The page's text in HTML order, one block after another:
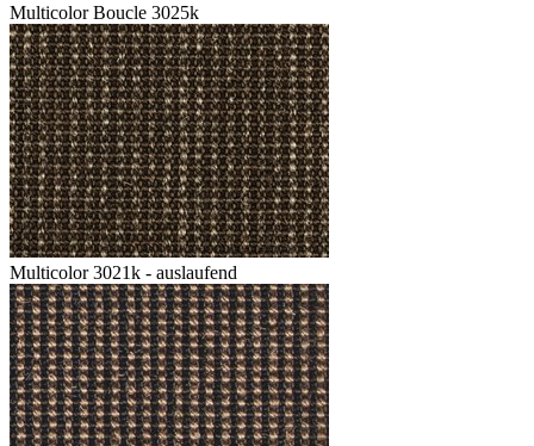
Multicolor Boucle 3025k
Multicolor 3021k - auslaufend